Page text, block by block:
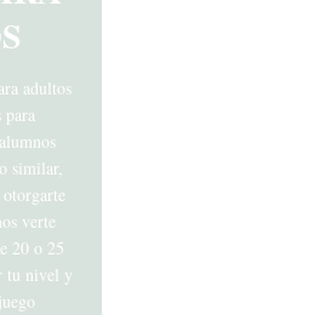
adultos
para
similar,
verte
20 o 25
tu nivel y